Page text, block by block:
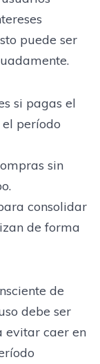
puede ser
si pagas el
período
sin
consolidar
de forma
de
debe ser
evitar caer en